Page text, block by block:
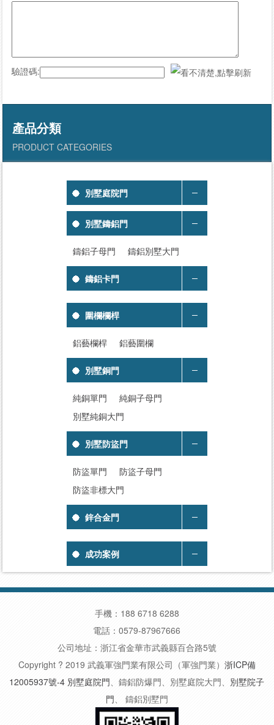
驗證碼:
產品分類
PRODUCT CATEGORIES
別墅庭院門
別墅鑄鋁門
鑄鋁子母門 鑄鋁別墅大門
鑄鋁卡門
圍欄欄桿
鋁藝欄桿 鋁藝圍欄
別墅銅門
純銅單門
純銅子母門
別墅純銅大門
別墅防盜門
防盜單門
防盜子母門
防盜非標大門
鋅合金門
成功案例
手機：188 6718 6288
電話：0579-87967666
公司地址：浙江省金華市武義縣百合路5號
Copyright ? 2019 武義軍強門業有限公司（軍強門業） 浙ICP備
12005937號-4 別墅庭院門、鑄鋁防爆門、別墅庭院大門、 別墅院子
門、 鑄鋁別墅門